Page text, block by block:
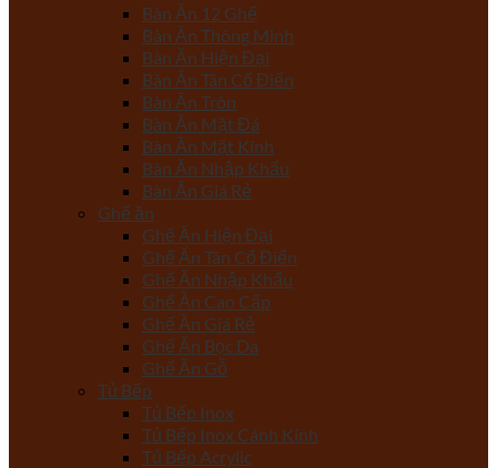
Bàn Ăn 12 Ghế
Bàn Ăn Thông Minh
Bàn Ăn Hiện Đại
Bàn Ăn Tân Cổ Điển
Bàn Ăn Tròn
Bàn Ăn Mặt Đá
Bàn Ăn Mặt Kính
Bàn Ăn Nhập Khẩu
Bàn Ăn Giá Rẻ
Ghế ăn
Ghế Ăn Hiện Đại
Ghế Ăn Tân Cổ Điển
Ghế Ăn Nhập Khẩu
Ghế Ăn Cao Cấp
Ghế Ăn Giá Rẻ
Ghế Ăn Bọc Da
Ghế Ăn Gỗ
Tủ Bếp
Tủ Bếp Inox
Tủ Bếp Inox Cánh Kính
Tủ Bếp Acrylic